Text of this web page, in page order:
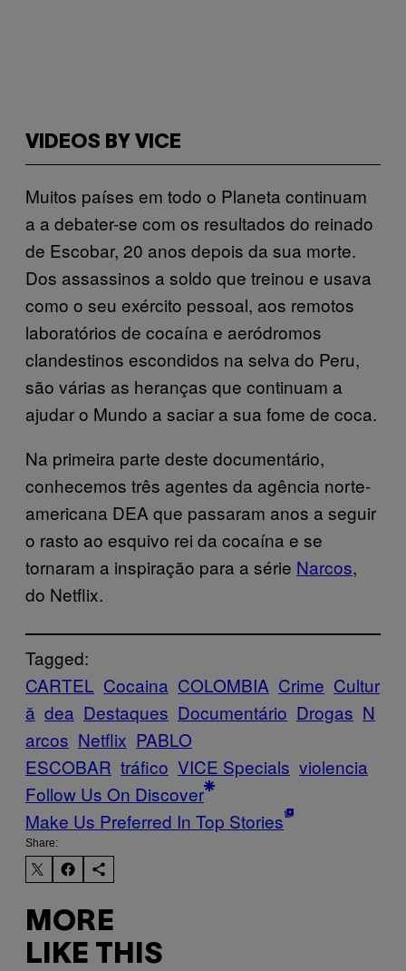
VIDEOS BY VICE
Muitos países em todo o Planeta continuam
a a debater-se com os resultados do reinado
de Escobar, 20 anos depois da sua morte.
Dos assassinos a soldo que treinou e usava
como o seu exército pessoal, aos remotos
laboratórios de cocaína e aeródromos
clandestinos escondidos na selva do Peru,
são várias as heranças que continuam a
ajudar o Mundo a saciar a sua fome de coca.
Na primeira parte deste documentário,
conhecemos três agentes da agência norte-
americana DEA que passaram anos a seguir
o rasto ao esquivo rei da cocaína e se
tornaram a inspiração para a série Narcos,
do Netflix.
Tagged:
CARTEL Cocaina COLOMBIA Crime Cultur
ă dea Destaques Documentário Drogas N
arcos Netflix PABLO
ESCOBAR tráfico VICE Specials violencia
Follow Us On Discover
Make Us Preferred In Top Stories
Share:
MORE
LIKE THIS